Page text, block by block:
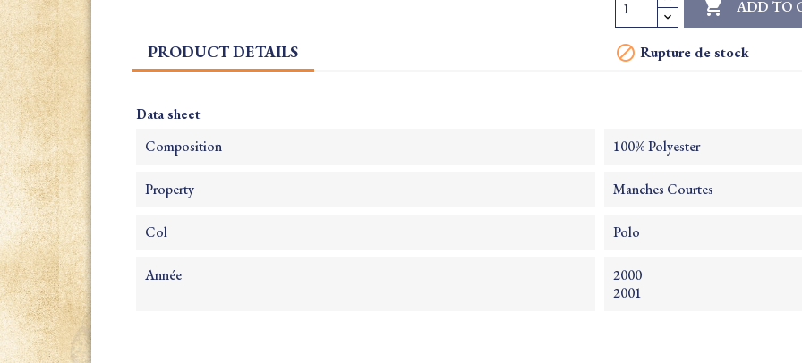
 ADD TO
 Rupture de stock
PRODUCT DETAILS
Data sheet
Composition 100% Polyester
Property Manches Courtes
Col Polo
Année
2000
2001